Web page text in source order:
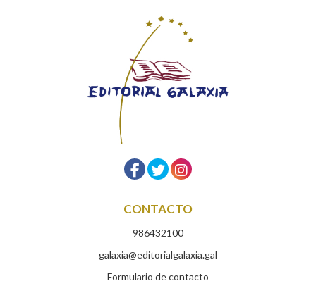
CONTACTO
986432100
galaxia@editorialgalaxia.gal
Formulario de contacto